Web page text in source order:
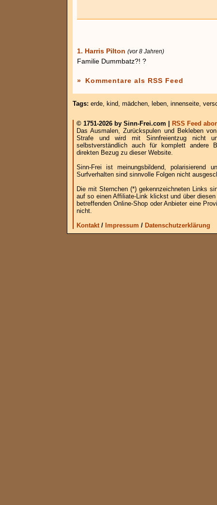
1. Harris Pilton (vor 8 Jahren)
Familie Dummbatz?! ?
» Kommentare als RSS Feed
Tags: erde, kind, mädchen, leben, innenseite,
© 1751-2026 by Sinn-Frei.com |
RSS Feed
Das Ausmalen, Zurückspulen und Bekleben
Strafe und wird mit Sinnfreientzug nicht
selbstverständlich auch für komplett andere
direkten Bezug zu dieser Website.
Sinn-Frei ist meinungsbildend, polarisierend
Surfverhalten sind sinnvolle Folgen nicht
Die mit Sternchen (*) gekennzeichneten Links
auf so einen Affiliate-Link klickst und über
betreffenden Online-Shop oder Anbieter eine
nicht.
Kontakt/ Impressum / Datenschutzerklärung